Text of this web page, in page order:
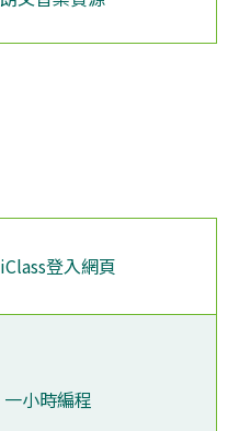
iClass登入網頁
一小時編程